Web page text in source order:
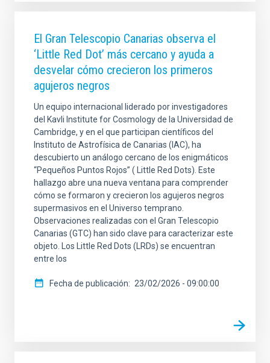
El Gran Telescopio Canarias observa el
‘Little Red Dot’ más cercano y ayuda a
desvelar cómo crecieron los primeros
agujeros negros
Un equipo internacional liderado por investigadores
del Kavli Institute for Cosmology de la Universidad de
Cambridge, y en el que participan científicos del
Instituto de Astrofísica de Canarias (IAC), ha
descubierto un análogo cercano de los enigmáticos
“Pequeños Puntos Rojos” ( Little Red Dots). Este
hallazgo abre una nueva ventana para comprender
cómo se formaron y crecieron los agujeros negros
supermasivos en el Universo temprano.
Observaciones realizadas con el Gran Telescopio
Canarias (GTC) han sido clave para caracterizar este
objeto. Los Little Red Dots (LRDs) se encuentran
entre los
Fecha de publicación 23/02/2026 - 09:00:00